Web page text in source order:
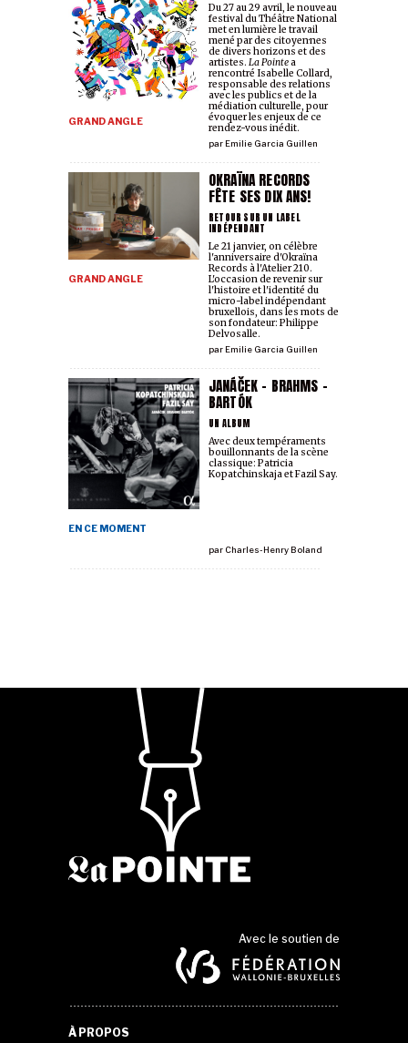
GRAND ANGLE
parEmilie Garcia Guillen
Du 27 au 29 avril, le nouveau
festival du Théâtre National
met en lumière le travail
mené par des citoyen·nes
de divers horizons et des
artistes. La Pointea
rencontré Isabelle Collard,
responsable des relations
avec les publics et de la
médiation culturelle, pour
évoquer les enjeux de ce
rendez-vous inédit.
OKRAÏNA RECORDS
FÊTE SES DIX ANS!
RETOUR SUR UN LABEL
INDÉPENDANT
GRAND ANGLE
parEmilie Garcia Guillen
Le 21 janvier, on célèbre
l'anniversaire d'Okraïna
Records à l'Atelier 210.
L'occasion de revenir sur
l'histoire et l'identité du
micro-label indépendant
bruxellois, dans les mots de
son fondateur: Philippe
Delvosalle.
JANÁČEK - BRAHMS -
BARTÓK
UN ALBUM
EN CE MOMENT
par Charles-Henry Boland
Avec deux tempéraments
bouillonnants de la scène
classique: Patricia
Kopatchinskaja et Fazil Say.
Avec le soutien de
À PROPOS